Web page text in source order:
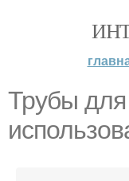
Трубы